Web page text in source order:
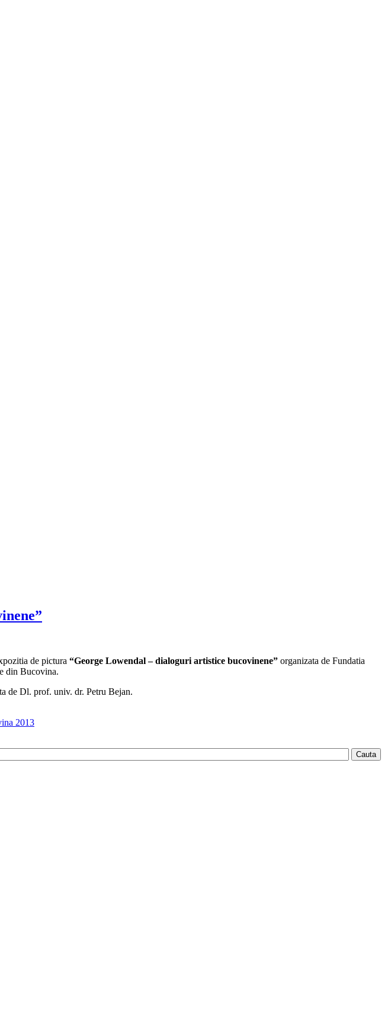
de pictura “George Lowendal – dialoguri artistice bucovinene” organizata de Fundatia
din Bucovina.
de Dl. prof. univ. dr. Petru Bejan.
2013
Cauta